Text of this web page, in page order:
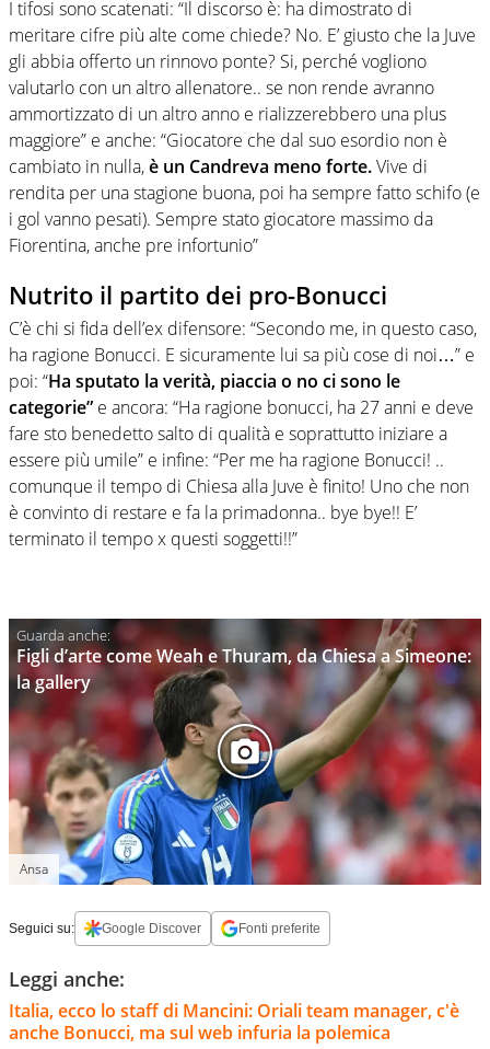
I tifosi sono scatenati: “Il discorso è: ha dimostrato di
meritare cifre più alte come chiede? No. E’ giusto che la Juve
gli abbia offerto un rinnovo ponte? Si, perché vogliono
valutarlo con un altro allenatore.. se non rende avranno
ammortizzato di un altro anno e rializzerebbero una plus
maggiore” e anche: “Giocatore che dal suo esordio non è
cambiato in nulla,è un Candreva meno forte.Vive di
rendita per una stagione buona, poi ha sempre fatto schifo (e
i gol vanno pesati). Sempre stato giocatore massimo da
Fiorentina, anche pre infortunio”
Nutrito il partito dei pro-Bonucci
C’è chi si fida dell’ex difensore: “Secondo me, in questo caso,
ha ragione Bonucci. E sicuramente lui sa più cose di noi…” e
poi: “Ha sputato la verità, piaccia o no ci sono le
categorie” e ancora: “Ha ragione bonucci, ha 27 anni e deve
fare sto benedetto salto di qualità e soprattutto iniziare a
essere più umile” e infine: “Per me ha ragione Bonucci! ..
comunque il tempo di Chiesa alla Juve è finito! Uno che non
è convinto di restare e fa la primadonna.. bye bye!! E’
terminato il tempo x questi soggetti!!”
Figli d’arte come Weah e Thuram, da Chiesa a Simeone:
la gallery
Ansa
Seguici su: Google Discover Fonti preferite
Leggi anche:
Italia, ecco lo staff di Mancini: Oriali team manager, c'è
anche Bonucci, ma sul web infuria la polemica